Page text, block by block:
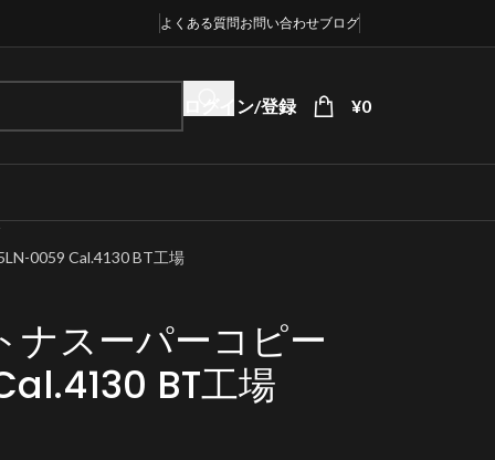
よくある質問お問い合わせブログ
ログイン/登録 ¥0
0059 Cal.4130 BT工場
ナスーパーコピー
BT工場